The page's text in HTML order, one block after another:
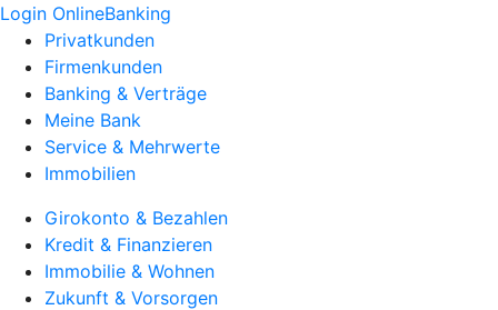
Login OnlineBanking
Privatkunden
Firmenkunden
Banking & Verträge
Meine Bank
Service & Mehrwerte
Immobilien
Girokonto & Bezahlen
Kredit & Finanzieren
Immobilie & Wohnen
Zukunft & Vorsorgen